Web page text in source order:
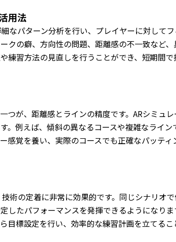
用法
なパターン分析を行い、プレイヤーに対して
クの癖、方向性の問題、距離感の不一致など
練習方法の見直しを行うことができ、短期間で
つが、距離感とラインの精度です。ARシミュ
。例えば、傾斜の異なるコースや複雑なライ
感覚を養い、実際のコースでも正確なパッティ
術の定着に非常に効果的です。同じシナリオ
したパフォーマンスを発揮できるようになり
目標設定を行い、効率的な練習計画を立てるこ